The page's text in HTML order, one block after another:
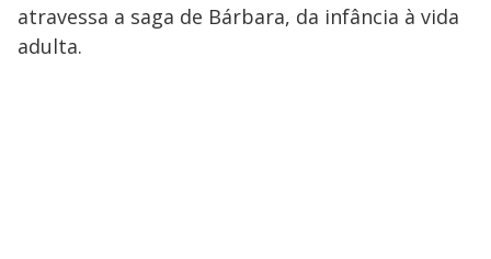
atravessa a saga de Bárbara, da infância à vida
adulta.